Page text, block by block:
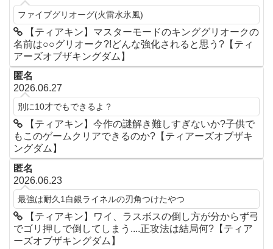
ファイブグリオーグ(火雷水氷風)
【ティアキン】マスターモードのキンググリオークの
名前は○○グリオーク?!どんな強化されると思う?【ティ
アーズオブザキングダム】
匿名
2026.06.27
別に10才でもできるよ？
【ティアキン】今作の謎解き難しすぎないか?子供で
もこのゲームクリアできるのか?【ティアーズオブザキ
ングダム】
匿名
2026.06.23
最強は耐久1白銀ライネルの刃角つけたやつ
【ティアキン】ワイ、ラスボスの倒し方が分からず弓
でゴリ押しで倒してしまう....正攻法は結局何?【ティア
ーズオブザキングダム】